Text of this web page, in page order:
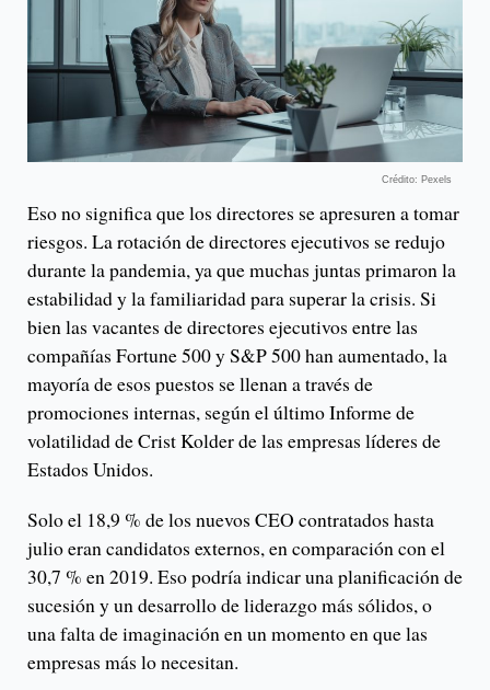
Crédito: Pexels
Eso no significa que los directores se apresuren a tomar
riesgos. La rotación de directores ejecutivos se redujo
durante la pandemia, ya que muchas juntas primaron la
estabilidad y la familiaridad para superar la crisis. Si
bien las vacantes de directores ejecutivos entre las
compañías Fortune 500 y S&P 500 han aumentado, la
mayoría de esos puestos se llenan a través de
promociones internas, según el último Informe de
volatilidad de Crist Kolder de las empresas líderes de
Estados Unidos.
Solo el 18,9 % de los nuevos CEO contratados hasta
julio eran candidatos externos, en comparación con el
30,7 % en 2019. Eso podría indicar una planificación de
sucesión y un desarrollo de liderazgo más sólidos, o
una falta de imaginación en un momento en que las
empresas más lo necesitan.